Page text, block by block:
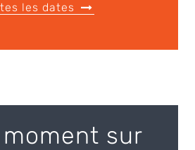
les dates
moment sur